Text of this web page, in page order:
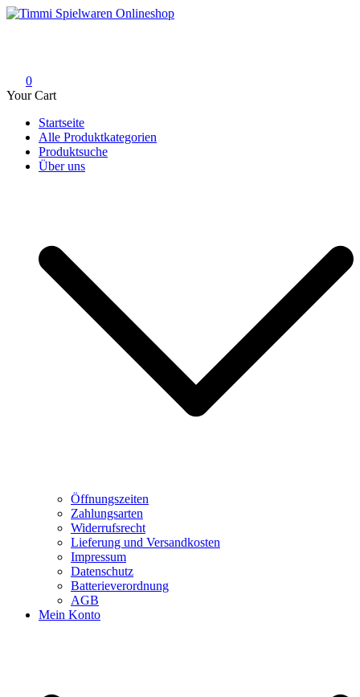
Skip
0
Your Cart
Startseite
Alle Produktkategorien
Produktsuche
Über uns
Öffnungszeiten
Zahlungsarten
Widerrufsrecht
Lieferung und Versandkosten
Impressum
Datenschutz
Batterieverordnung
AGB
Mein Konto